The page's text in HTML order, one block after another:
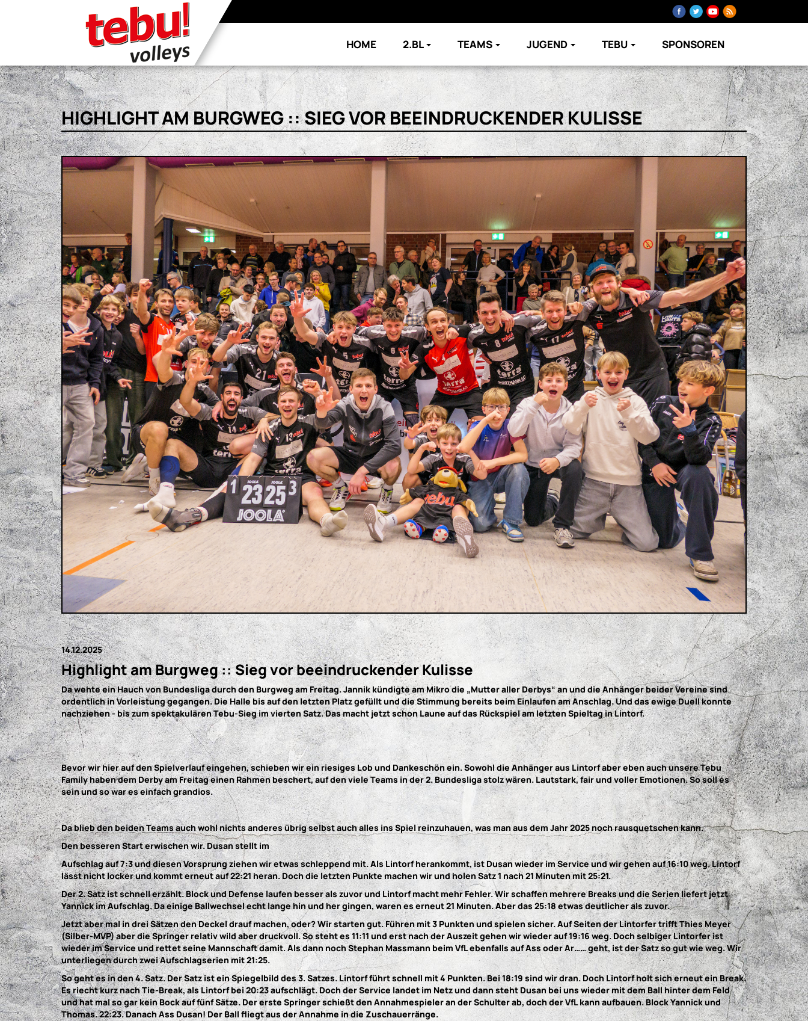
HOME 2.BL TEAMS JUGEND TEBU SPONSOREN
HIGHLIGHT AM BURGWEG :: SIEG VOR BEEINDRUCKENDER KULISSE
14.12.2025
Highlight am Burgweg :: Sieg vor beeindruckender Kulisse
Da wehte ein Hauch von Bundesliga durch den Burgweg am Freitag. Jannik kündigte am Mikro die „Mutter aller Derbys“ an und die Anhänger beider Vereine sind
ordentlich in Vorleistung gegangen. Die Halle bis auf den letzten Platz gefüllt und die Stimmung bereits beim Einlaufen am Anschlag. Und das ewige Duell konnte
nachziehen - bis zum spektakulären Tebu-Sieg im vierten Satz. Das macht jetzt schon Laune auf das Rückspiel am letzten Spieltag in Lintorf.
Bevor wir hier auf den Spielverlauf eingehen, schieben wir ein riesiges Lob und Dankeschön ein. Sowohl die Anhänger aus Lintorf aber eben auch unsere Tebu
Family haben dem Derby am Freitag einen Rahmen beschert, auf den viele Teams in der 2. Bundesliga stolz wären. Lautstark, fair und voller Emotionen. So soll es
sein und so war es einfach grandios.
Da blieb den beiden Teams auch wohl nichts anderes übrig selbst auch alles ins Spiel reinzuhauen, was man aus dem Jahr 2025 noch rausquetschen kann.
Den besseren Start erwischen wir. Dusan stellt im
Aufschlag auf 7:3 und diesen Vorsprung ziehen wir etwas schleppend mit. Als Lintorf herankommt, ist Dusan wieder im Service und wir gehen auf 16:10 weg. Lintorf
lässt nicht locker und kommt erneut auf 22:21 heran. Doch die letzten Punkte machen wir und holen Satz 1 nach 21 Minuten mit 25:21.
Der 2. Satz ist schnell erzählt. Block und Defense laufen besser als zuvor und Lintorf macht mehr Fehler. Wir schaffen mehrere Breaks und die Serien liefert jetzt
Yannick im Aufschlag. Da einige Ballwechsel echt lange hin und her gingen, waren es erneut 21 Minuten. Aber das 25:18 etwas deutlicher als zuvor.
Jetzt aber mal in drei Sätzen den Deckel drauf machen, oder? Wir starten gut. Führen mit 3 Punkten und spielen sicher. Auf Seiten der Lintorfer trifft Thies Meyer
(Silber-MVP) aber die Springer relativ wild aber druckvoll. So steht es 11:11 und erst nach der Auszeit gehen wir wieder auf 19:16 weg. Doch selbiger Lintorfer ist
wieder im Service und rettet seine Mannschaft damit. Als dann noch Stephan Massmann beim VfL ebenfalls auf Ass oder Ar…… geht, ist der Satz so gut wie weg. Wir
unterliegen durch zwei Aufschlagserien mit 21:25.
So geht es in den 4. Satz. Der Satz ist ein Spiegelbild des 3. Satzes. Lintorf führt schnell mit 4 Punkten. Bei 18:19 sind wir dran. Doch Lintorf holt sich erneut ein Break.
Es riecht kurz nach Tie-Break, als Lintorf bei 20:23 aufschlägt. Doch der Service landet im Netz und dann steht Dusan bei uns wieder mit dem Ball hinter dem Feld
und hat mal so gar kein Bock auf fünf Sätze. Der erste Springer schießt den Annahmespieler an der Schulter ab, doch der VfL kann aufbauen. Block Yannick und
Thomas. 22:23. Danach Ass Dusan! Der Ball fliegt aus der Annahme in die Zuschauerränge.